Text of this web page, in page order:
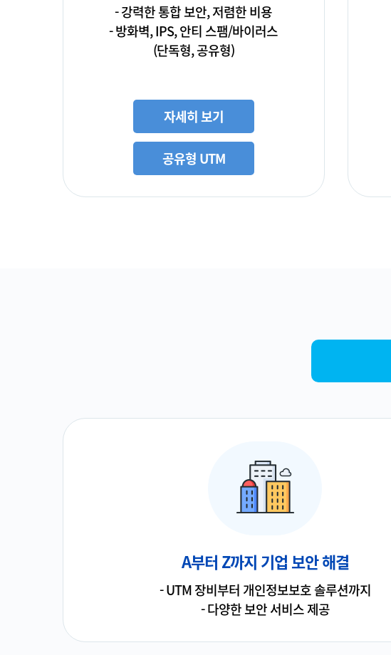
- 강력한 통합 보안, 저렴한 비용
- 방화벽, IPS, 안티 스팸/바이러스
(단독형, 공유형)
자세히 보기
공유형 UTM
A부터 Z까지 기업 보안 해결
- UTM 장비부터 개인정보보호 솔루션까지
- 다양한 보안 서비스 제공